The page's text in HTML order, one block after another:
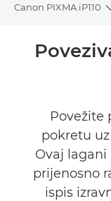
Canon PIXMA iP110
Pregled
KUPITE TINTU
Povežite
pokretu
Ovaj lagani
prijenosno
ispis